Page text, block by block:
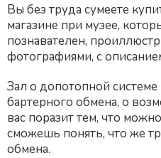
Вы без труда сумеете
магазине при музее,
познавателен,
фотографиями, с
Зал о допотопной
бартерного обмена, о
вас поразит тем, что
сможешь понять, что же
обмена.